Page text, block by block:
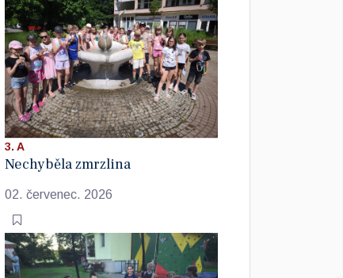
3. A
Nechyběla zmrzlina
02. červenec. 2026